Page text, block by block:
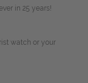
in 25 years!
watch or your